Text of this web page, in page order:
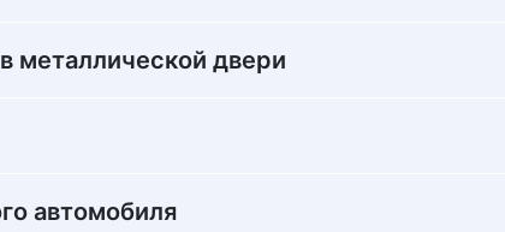
металлической двери
автомобиля